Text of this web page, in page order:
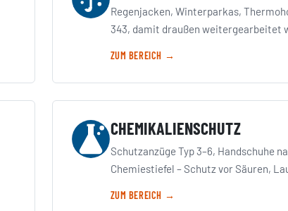
Regenjacken, Winterparkas,
343, damit draußen weitergearbeitet
ZUM BEREICH →
CHEMIKALIENSCHUTZ
Schutzanzüge Typ 3–6, Handschuhe
Chemiestiefel – Schutz vor Säuren,
ZUM BEREICH →